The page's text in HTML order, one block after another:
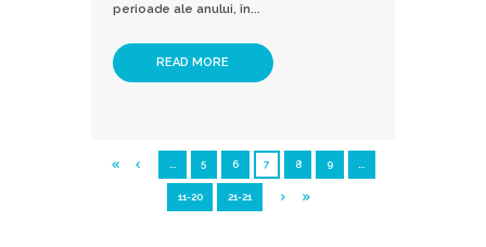
perioade ale anului, în...
READ MORE
… 5 6 7 8 9 …
11-20 21-21